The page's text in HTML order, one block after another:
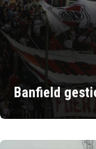
Banfield